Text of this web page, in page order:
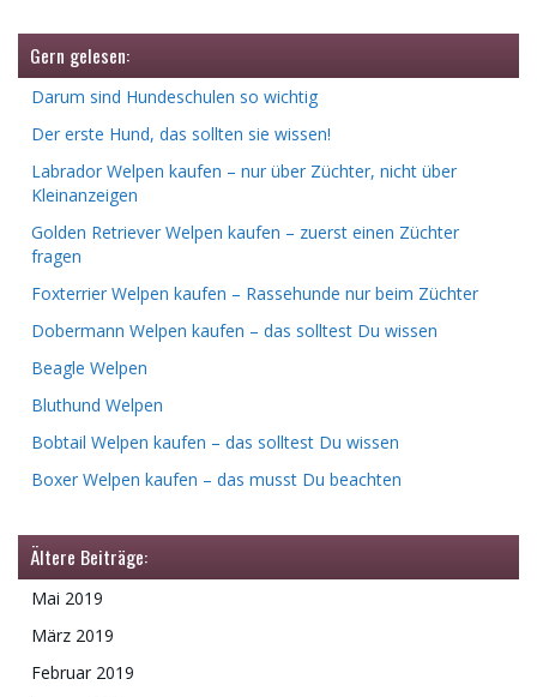
Gern gelesen:
Darum sind Hundeschulen so wichtig
Der erste Hund, das sollten sie wissen!
Labrador Welpen kaufen – nur über Züchter, nicht über
Kleinanzeigen
Golden Retriever Welpen kaufen – zuerst einen Züchter
fragen
Foxterrier Welpen kaufen – Rassehunde nur beim Züchter
Dobermann Welpen kaufen – das solltest Du wissen
Beagle Welpen
Bluthund Welpen
Bobtail Welpen kaufen – das solltest Du wissen
Boxer Welpen kaufen – das musst Du beachten
Ältere Beiträge:
Mai 2019
März 2019
Februar 2019